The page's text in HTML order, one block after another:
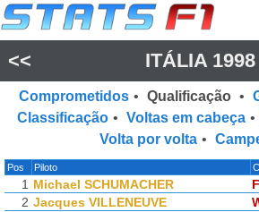
<< ITÁLIA 1998
Comprometidos • Qualificação •
Classificação • Voltas em cabeça •
Volta por volta •
Pos Piloto
1 Michael SCHUMACHER
2 Jacques VILLENEUVE